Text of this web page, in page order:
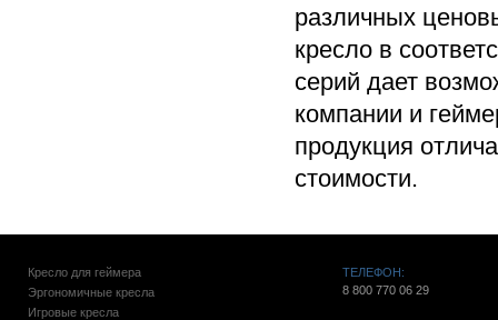
различных
кресло в
серий дает
компании и
продукция
стоимости.
Кресло для геймера
Эргономичные кресла
Игровые кресла
ТЕЛЕФОН:
8 800 770 06 29